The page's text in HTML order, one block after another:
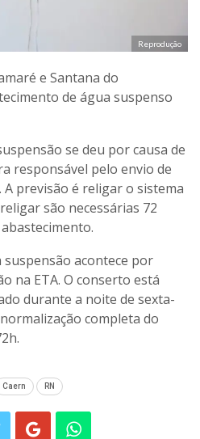
Reprodução
e Santana do
de água suspenso
se deu por causa de
responsável pelo envio de
previsão é religar o sistema
são necessárias 72
suspensão acontece por
na ETA. O conserto está
durante a noite de sexta-
completa do
Caern RN